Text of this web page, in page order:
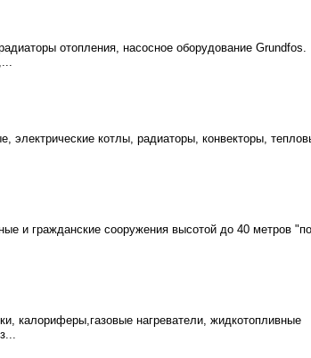
отопления, насосное оборудование Grundfos.
электрические котлы, радиаторы, конвекторы,
и гражданские сооружения высотой до 40 метров
калориферы,газовые нагреватели, жидкотопливные